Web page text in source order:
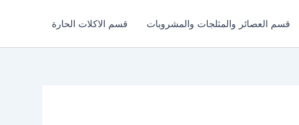
قسم العصائر والمثلجات والمشروبات قسم الاكلات الحارة